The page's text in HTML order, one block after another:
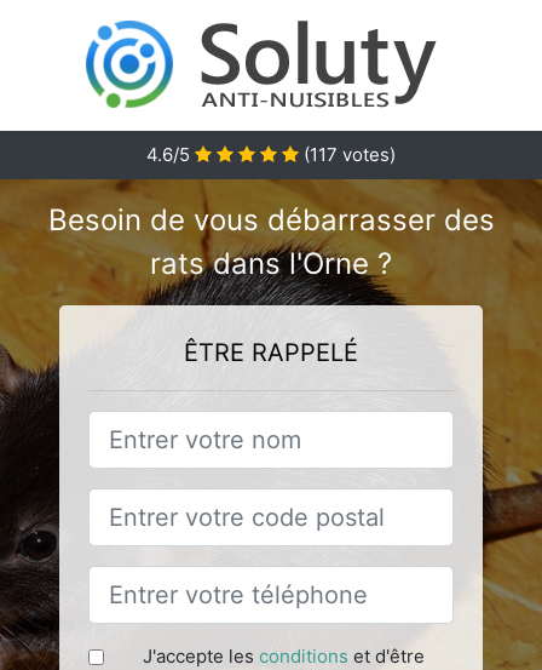
4.6/5 (117 votes)
Besoin de vous débarrasser des
rats dans l'Orne ?
ÊTRE RAPPELÉ
J'accepte les conditions et d'être